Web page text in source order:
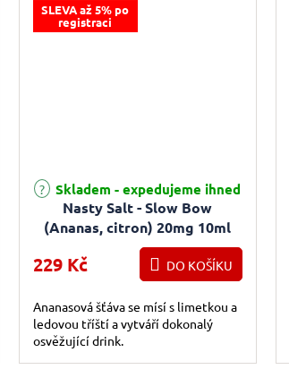
SLEVA až 5% po
registraci
Nasty Salt - Slow Bow
(Ananas, citron) 20mg 10ml
Skladem - expedujeme ihned
229 Kč DO KOŠÍKU
Ananasová šťáva se mísí s limetkou a
ledovou tříští a vytváří dokonalý
osvěžující drink.